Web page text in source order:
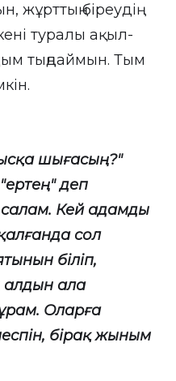
жұрттың біреудің
туралы ақыл-
тыңдаймын. Тым
шығасың?"
деп
Кей адамды
сол
біліп,
ала
Оларға
бірақ жыным